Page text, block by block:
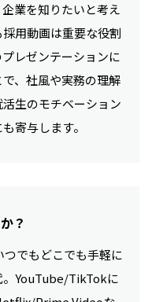
業を知りたいと考え
用動画は重要な役割
レゼンテーションに
、社風や実務の理解
生のモチベーション
寄与します。
？
つでもどこでも手軽に
。YouTube/TikTokに